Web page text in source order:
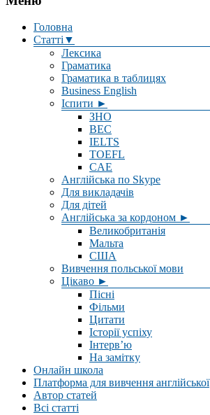
Головна
Статті▼
Лексика
Граматика
Граматика в таблицях
Business English
Іспити ►
ЗНО
BEC
IELTS
TOEFL
CAE
Англійська по Skype
Для викладачів
Для дітей
Англійська за кордоном ►
Великобританія
Мальта
США
Вивчення польської мови
Цікаво ►
Пісні
Фільми
Цитати
Історії успіху
Інтерв’ю
На замітку
Онлайн школа
Платформа для вивчення англійської
Автор статей
Всі статті